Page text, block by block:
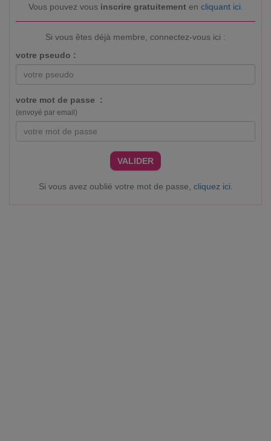
Vous pouvez vous inscrire gratuitementen cliquant ici
Si vous êtes déjà membre, connectez-vous ici :
votre pseudo :
votre mot de passe :
(envoyé par email)
VALIDER
Si vous avez oublié votre mot de passe, cliquez ici